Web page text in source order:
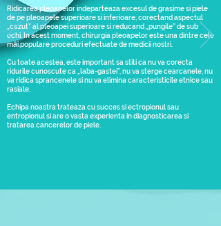
Ridicarea pleoapelor indeparteaza excesul de grasime si piele
de pe pleoapele superioare si inferioare, corectand aspectul
„cazut” al pleoapei superioare si reducand „pungile” de sub
ochi. In acest moment, chirurgia pleoapelor este una dintre cele
mai populare proceduri efectuate de medicii nostri.
Cu toate acestea, este important sa stiti ca nu va corecta
ridurile cunoscute ca „laba-gastei”, nu va sterge cearcanele, nu
va ridica sprancenele si nu va elimina caracteristicile etnice sau
rasiale.
Echipa noastra trateaza cu succes si ectropionul sau
entropionul si are o vasta experienta in diagnosticarea si
tratarea cancerelor de piele.